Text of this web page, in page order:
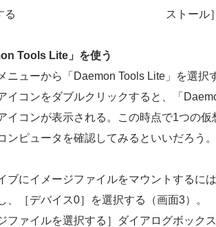
る
ストール
Tools Lite」を使う
ニューから「Daemon Tools Lite」を選択
イコンをダブルクリックすると、「
イコンが表示される。この時点で1つの
ンピュータを確認してみるといいだろう。
ブにイメージファイルをマウントするに
、［デバイス0］を選択する（画面3）。
ファイルを選択する］ダイアログボック